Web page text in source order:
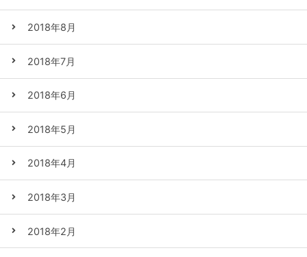
2018年8月
2018年7月
2018年6月
2018年5月
2018年4月
2018年3月
2018年2月